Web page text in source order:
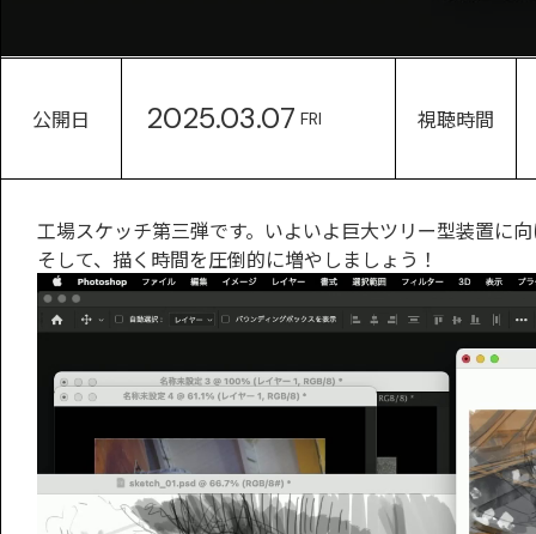
公開日 2025.03.07 FRI 視聴時間
工場スケッチ第三弾です。いよいよ巨大ツリー型装置に
そして、描く時間を圧倒的に増やしましょう！